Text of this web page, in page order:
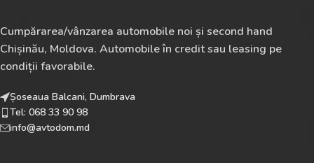
Cumpărarea/vânzarea automobile noi și second hand
Chișinău, Moldova. Automobile în credit sau leasing pe
condiții favorabile.
Șoseaua Balcani, Dumbrava
Tel: 068 33 90 98
info@avtodom.md